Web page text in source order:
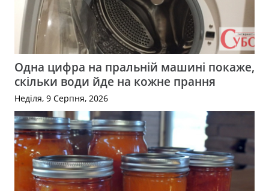
Одна цифра на пральній машині покаже,
скільки води йде на кожне прання
Неділя, 9 Серпня, 2026